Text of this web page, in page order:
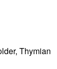
Thymian